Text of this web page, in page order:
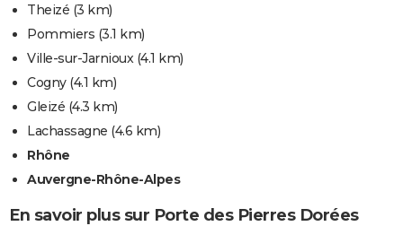
Theizé (3 km)
Pommiers (3.1 km)
Ville-sur-Jarnioux(4.1 km)
Cogny(4.1 km)
Gleizé (4.3 km)
Lachassagne (4.6 km)
Rhône
Auvergne-Rhône-Alpes
En savoir plus sur Porte des Pierres Dorées